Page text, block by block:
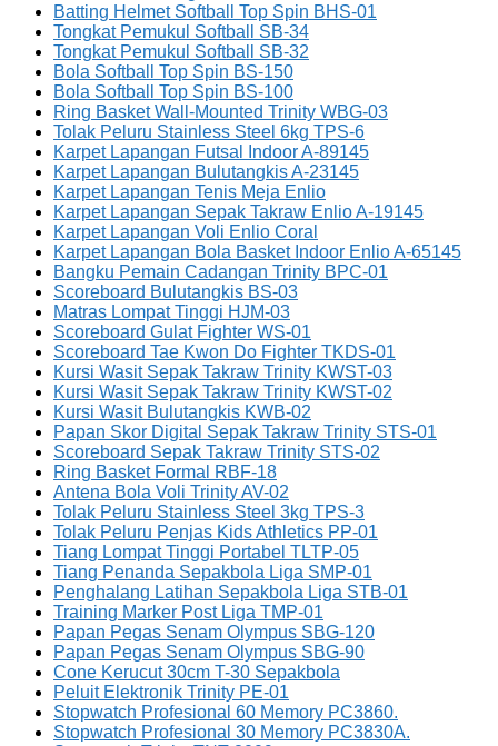
Batting Helmet Softball Top Spin BHS-01
Tongkat Pemukul Softball SB-34
Tongkat Pemukul Softball SB-32
Bola Softball Top Spin BS-150
Bola Softball Top Spin BS-100
Ring Basket Wall-Mounted Trinity WBG-03
Tolak Peluru Stainless Steel 6kg TPS-6
Karpet Lapangan Futsal Indoor A-89145
Karpet Lapangan Bulutangkis A-23145
Karpet Lapangan Tenis Meja Enlio
Karpet Lapangan Sepak Takraw Enlio A-19145
Karpet Lapangan Voli Enlio Coral
Karpet Lapangan Bola Basket Indoor Enlio A-65145
Bangku Pemain Cadangan Trinity BPC-01
Scoreboard Bulutangkis BS-03
Matras Lompat Tinggi HJM-03
Scoreboard Gulat Fighter WS-01
Scoreboard Tae Kwon Do Fighter TKDS-01
Kursi Wasit Sepak Takraw Trinity KWST-03
Kursi Wasit Sepak Takraw Trinity KWST-02
Kursi Wasit Bulutangkis KWB-02
Papan Skor Digital Sepak Takraw Trinity STS-01
Scoreboard Sepak Takraw Trinity STS-02
Ring Basket Formal RBF-18
Antena Bola Voli Trinity AV-02
Tolak Peluru Stainless Steel 3kg TPS-3
Tolak Peluru Penjas Kids Athletics PP-01
Tiang Lompat Tinggi Portabel TLTP-05
Tiang Penanda Sepakbola Liga SMP-01
Penghalang Latihan Sepakbola Liga STB-01
Training Marker Post Liga TMP-01
Papan Pegas Senam Olympus SBG-120
Papan Pegas Senam Olympus SBG-90
Cone Kerucut 30cm T-30 Sepakbola
Peluit Elektronik Trinity PE-01
Stopwatch Profesional 60 Memory PC3860.
Stopwatch Profesional 30 Memory PC3830A.